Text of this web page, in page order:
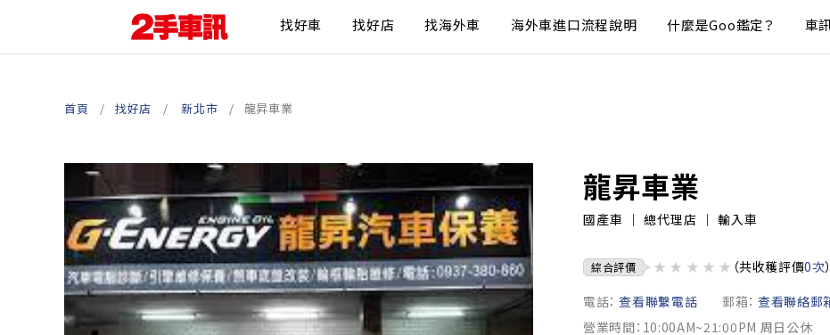
找好車 找好店 找海外車 海外車進口流程說明 什麼是Goo鑑定？ 車
首頁 找好店 新北市 龍昇車業
龍昇車業
國產車 ｜ 總代理店 ｜ 輸入車
綜合評價 ★ ★ ★ ★ ★ （共收穫評價0次）
電話： 查看聯繫電話 郵箱： 查看聯絡郵
營業時間：10:00AM~21:00PM 周日公休